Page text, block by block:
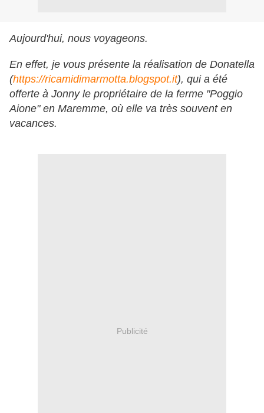
Aujourd'hui, nous voyageons.
En effet, je vous présente la réalisation de Donatella
(https://ricamidimarmotta.blogspot.it), qui a été
offerte à Jonny le propriétaire de la ferme "Poggio
Aione" en Maremme, où elle va très souvent en
vacances.
Publicité